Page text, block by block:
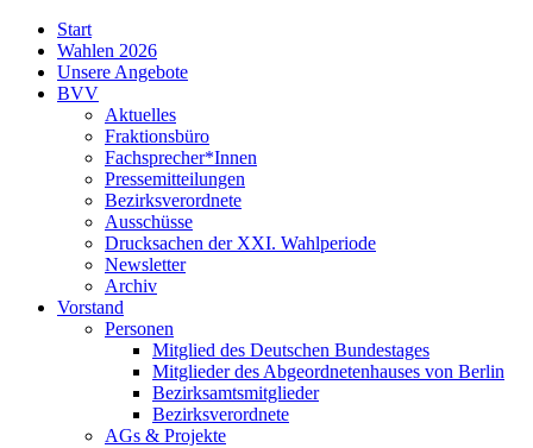
Start
Wahlen 2026
Unsere Angebote
BVV
Aktuelles
Fraktionsbüro
Fachsprecher*Innen
Pressemitteilungen
Bezirksverordnete
Ausschüsse
Drucksachen der XXI. Wahlperiode
Newsletter
Archiv
Vorstand
Personen
Mitglied des Deutschen Bundestages
Mitglieder des Abgeordnetenhauses von Berlin
Bezirksamtsmitglieder
Bezirksverordnete
AGs & Projekte